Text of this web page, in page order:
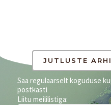
h
JUTLUSTE
Saa regulaarselt koguduse
postkasti
Liitu meililistiga: